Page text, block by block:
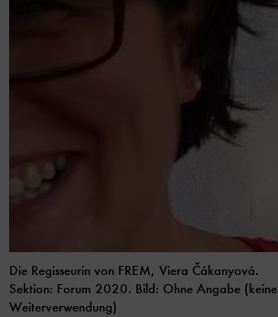
Die Regisseurin von FREM, Viera Čákanyová.
Sektion: Forum 2020. Bild: Ohne Angabe (keine
Weiterverwendung)